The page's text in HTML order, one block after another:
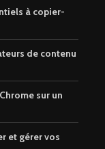
à copier-
de contenu
sur un
et gérer vos